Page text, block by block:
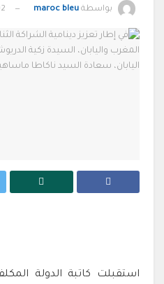
بواسطة maroc bleu
استقبلت كاتبة الدولة